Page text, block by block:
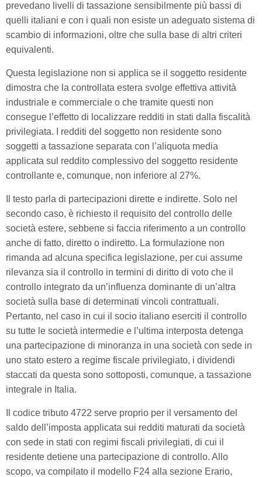
prevedano livelli di tassazione sensibilmente più bassi di
quelli italiani e con i quali non esiste un adeguato sistema di
scambio di informazioni, oltre che sulla base di altri criteri
equivalenti.
Questa legislazione non si applica se il soggetto residente
dimostra che la controllata estera svolge effettiva attività
industriale e commerciale o che tramite questi non
consegue l’effetto di localizzare redditi in stati dalla fiscalità
privilegiata. I redditi del soggetto non residente sono
soggetti a tassazione separata con l’aliquota media
applicata sul reddito complessivo del soggetto residente
controllante e, comunque, non inferiore al 27%.
Il testo parla di partecipazioni dirette e indirette. Solo nel
secondo caso, è richiesto il requisito del controllo delle
società estere, sebbene si faccia riferimento a un controllo
anche di fatto, diretto o indiretto. La formulazione non
rimanda ad alcuna specifica legislazione, per cui assume
rilevanza sia il controllo in termini di diritto di voto che il
controllo integrato da un’influenza dominante di un’altra
società sulla base di determinati vincoli contrattuali.
Pertanto, nel caso in cui il socio italiano eserciti il controllo
su tutte le società intermedie e l’ultima interposta detenga
una partecipazione di minoranza in una società con sede in
uno stato estero a regime fiscale privilegiato, i dividendi
staccati da questa sono sottoposti, comunque, a tassazione
integrale in Italia.
Il codice tributo 4722 serve proprio per il versamento del
saldo dell’imposta applicata sui redditi maturati da società
con sede in stati con regimi fiscali privilegiati, di cui il
residente detiene una partecipazione di controllo. Allo
scopo, va compilato il modello F24 alla sezione Erario,